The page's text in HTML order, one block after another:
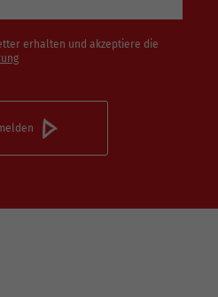
erhalten und akzeptiere die